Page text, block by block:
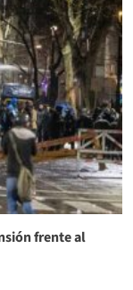
frente al